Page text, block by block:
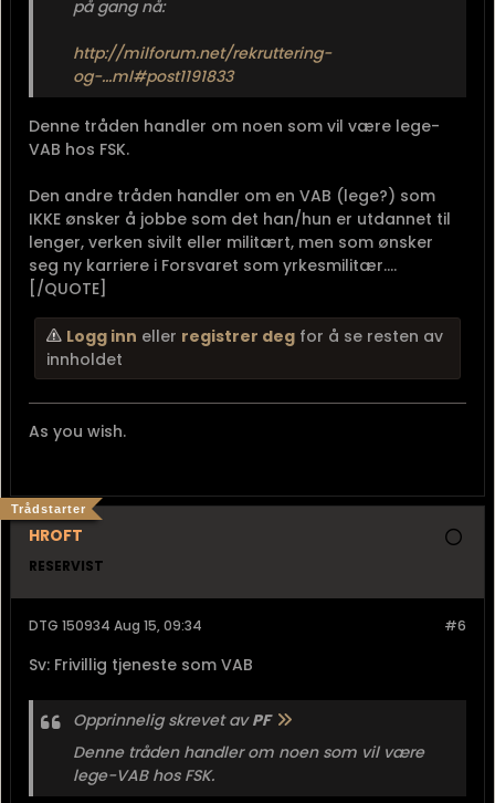
på gang nå:
http://milforum.net/rekruttering-
og-...ml#post1191833
Denne tråden handler om noen som vil være lege-
VAB hos FSK.
Den andre tråden handler om en VAB (lege?) som
IKKE ønsker å jobbe som det han/hun er utdannet til
lenger, verken sivilt eller militært, men som ønsker
seg ny karriere i Forsvaret som yrkesmilitær....
[/QUOTE]
Logg inn eller registrer deg for å se resten av
innholdet
As you wish.
HROFT
Trådstarter
RESERVIST
#6
DTG 150934 Aug 15, 09:34
Sv: Frivillig tjeneste som VAB
Opprinnelig skrevet avPF
Denne tråden handler om noen som vil være
lege-VAB hos FSK.